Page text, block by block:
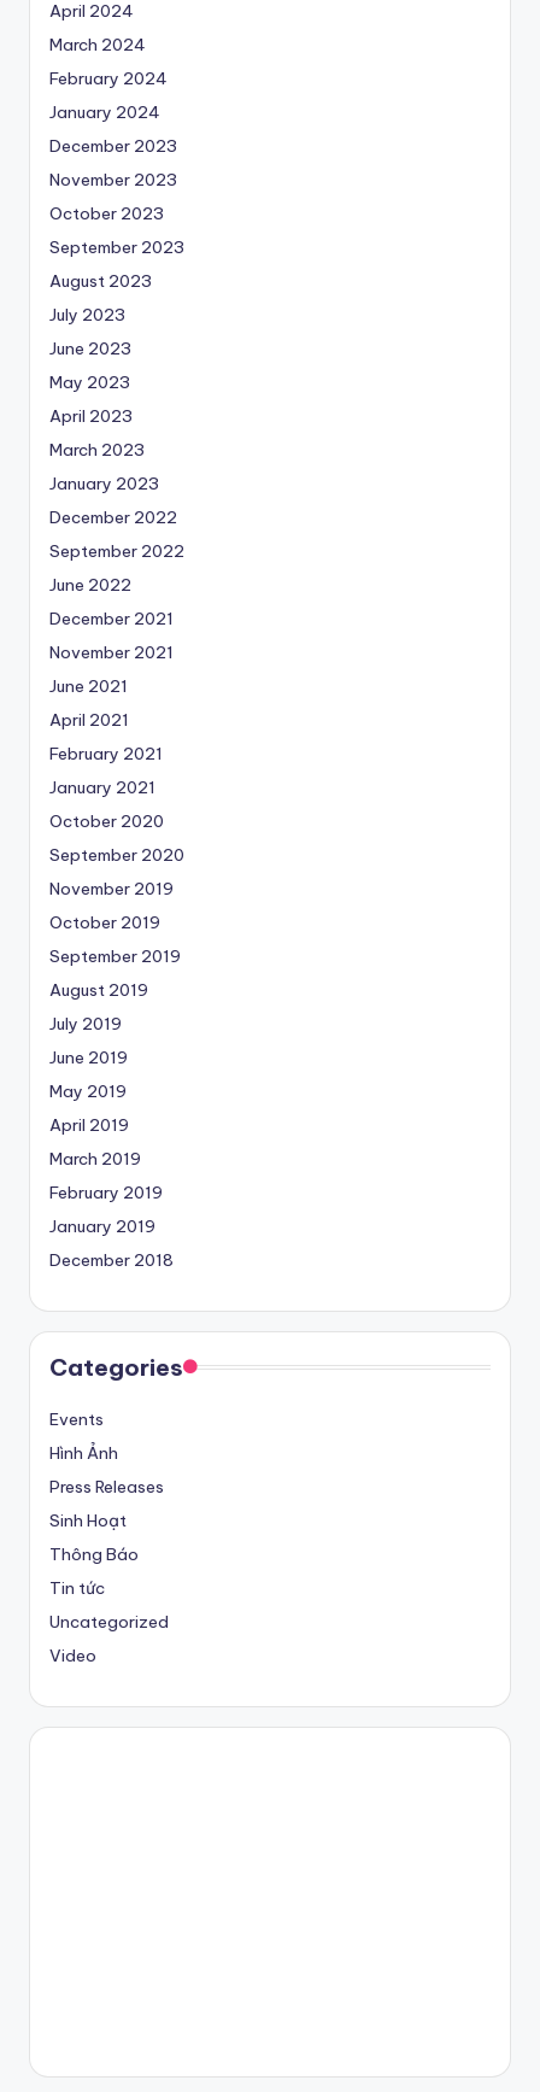
April 2024
March 2024
February 2024
January 2024
December 2023
November 2023
October 2023
September 2023
August 2023
July 2023
June 2023
May 2023
April 2023
March 2023
January 2023
December 2022
September 2022
June 2022
December 2021
November 2021
June 2021
April 2021
February 2021
January 2021
October 2020
September 2020
November 2019
October 2019
September 2019
August 2019
July 2019
June 2019
May 2019
April 2019
March 2019
February 2019
January 2019
December 2018
Categories
Events
Hình Ảnh
Press Releases
Sinh Hoạt
Thông Báo
Tin tức
Uncategorized
Video